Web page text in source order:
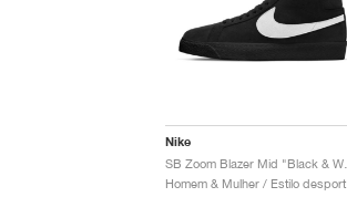
Nike